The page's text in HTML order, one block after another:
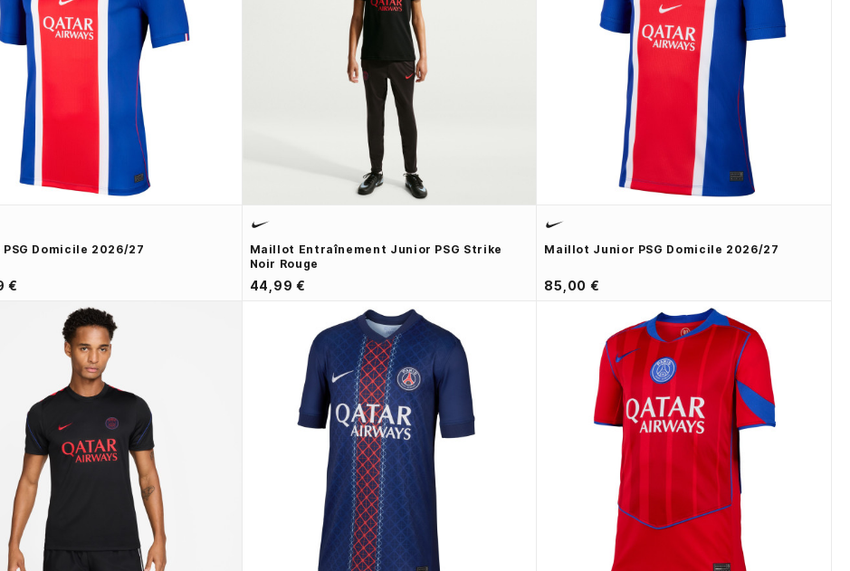
Domicile 2026/27
€
Maillot Entraînement Junior PSG Strike
Noir Rouge
44,99 €
Maillot Junior PSG Domicile 2026/27
85,00 €